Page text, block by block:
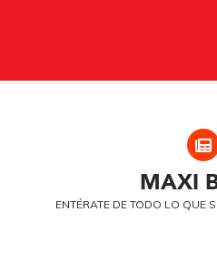
MAXI
ENTÉRATE DE TODO LO QUE